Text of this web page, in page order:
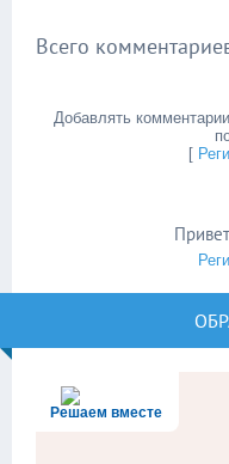
Всего
Добавлять
[
Решаем вместе